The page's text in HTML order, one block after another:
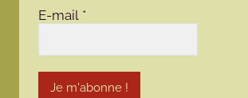
E-mail *